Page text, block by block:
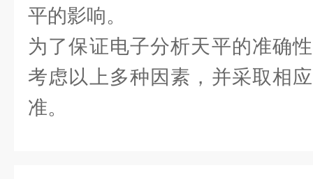
平的影响。
为了保证电子分析天平的准确
考虑以上多种因素，并采取相
准。